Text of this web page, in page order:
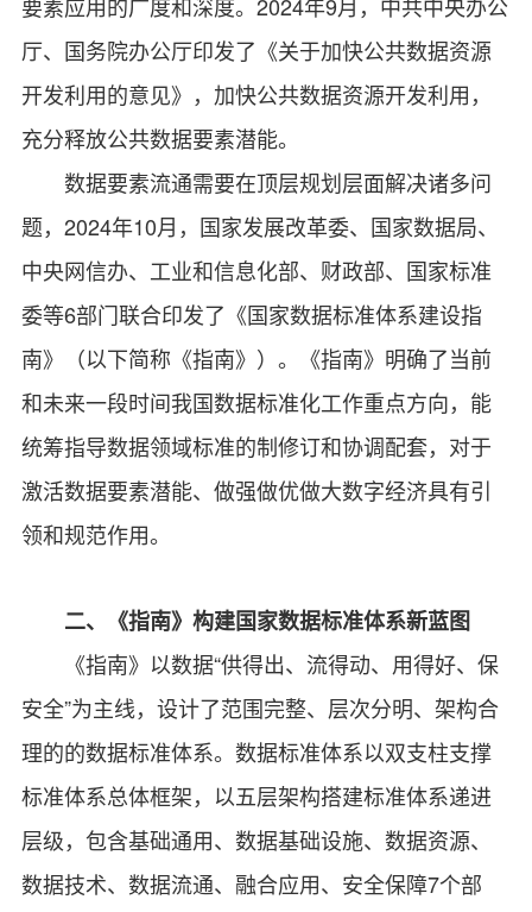
厅、国务院办公厅印发了《关于加快公共数据资源
开发利用的意见》，加快公共数据资源开发利用，
充分释放公共数据要素潜能。
数据要素流通需要在顶层规划层面解决诸多问
题，2024年10月，国家发展改革委、国家数据局、
中央网信办、工业和信息化部、财政部、国家标准
委等6部门联合印发了《国家数据标准体系建设指
南》（以下简称《指南》）。《指南》明确了当前
和未来一段时间我国数据标准化工作重点方向，能
统筹指导数据领域标准的制修订和协调配套，对于
激活数据要素潜能、做强做优做大数字经济具有引
领和规范作用。
二、《指南》构建国家数据标准体系新蓝图
《指南》以数据“供得出、流得动、用得好、保
安全”为主线，设计了范围完整、层次分明、架构合
理的的数据标准体系。数据标准体系以双支柱支撑
标准体系总体框架，以五层架构搭建标准体系递进
层级，包含基础通用、数据基础设施、数据资源、
数据技术、数据流通、融合应用、安全保障7个部